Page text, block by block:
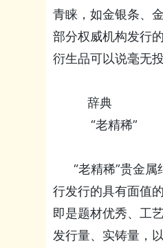
青睐，如金银条、
部分权威机构发行
衍生品可以说毫无
辞典
“老精稀”
“老精稀”贵金属
行发行的具有面值
即是题材优秀、工
发行量、实铸量，